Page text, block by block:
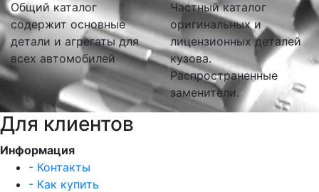
Общий каталог
содержит основные
детали и агрегаты для
всех автомобилей
Частный каталог
оригинальных и
лицензионных деталей
кузова.
Распространенные
заменители.
Для клиентов
Информация
- Контакты
- Как купить